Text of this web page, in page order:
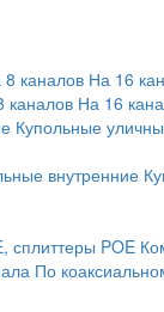
8 каналов На 16
каналов На 16
Купольные
внутренние
сплиттеры POE
По